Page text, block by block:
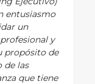
entusiasmo
un
y
propósito de
de las
que tiene